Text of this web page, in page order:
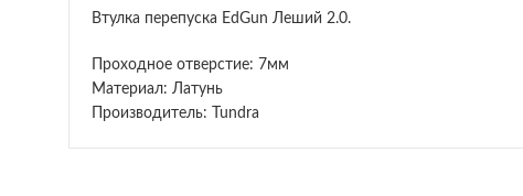
Втулка перепуска EdGun Леший 2.0.
Проходное отверстие: 7мм
Материал: Латунь
Производитель: Tundra